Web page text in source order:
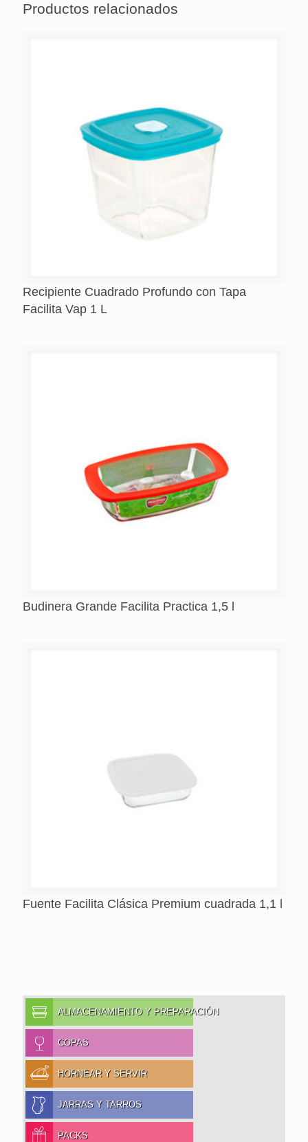
Productos relacionados
Recipiente Cuadrado Profundo con Tapa
Facilita Vap 1 L
Budinera Grande Facilita Practica 1,5 l
Fuente Facilita Clásica Premium cuadrada 1,1 l
ALMACENAMIENTO Y PREPARACIÓN
COPAS
HORNEAR Y SERVIR
JARRAS Y TARROS
PACKS